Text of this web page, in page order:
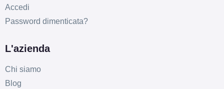
Accedi
Password dimenticata?
L'azienda
Chi siamo
Blog